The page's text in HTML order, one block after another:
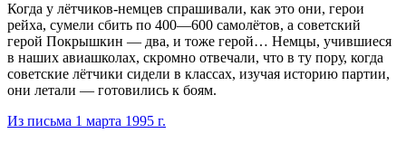
Когда у лётчиков-немцев спрашивали, как это они, герои
рейха, сумели сбить по 400—600 самолётов, а советский
герой Покрышкин — два, и тоже герой… Немцы, учившиеся
в наших авиашколах, скромно отвечали, что в ту пору, когда
советские лётчики сидели в классах, изучая историю партии,
они летали — готовились к боям.
Из письма 1 марта 1995 г.